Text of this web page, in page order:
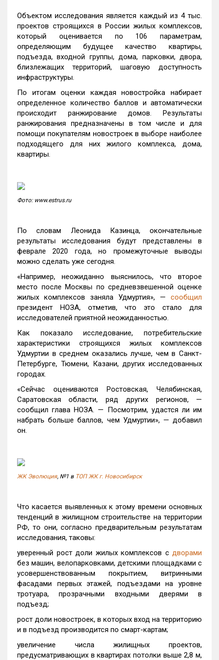
Объектом исследования является каждый из 4 тыс.
проектов строящихся в России жилых комплексов,
который оценивается по 106 параметрам,
определяющим будущее качество квартиры,
подъезда, входной группы, дома, парковки, двора,
близлежащих территорий, шаговую доступность
инфраструктуры.
По итогам оценки каждая новостройка набирает
определенное количество баллов и автоматически
происходит ранжирование домов. Результаты
ранжирования предназначены в том числе и для
помощи покупателям новостроек в выборе наиболее
подходящего для них жилого комплекса, дома,
квартиры.
Фото: www.estrus.ru
По словам Леонида Казинца, окончательные
результаты исследования будут представлены в
феврале 2020 года, но промежуточные выводы
можно сделать уже сегодня.
«Например, неожиданно выяснилось, что второе
место после Москвы по средневзвешенной оценке
жилых комплексов заняла Удмуртия», — сообщил
президент НОЗА, отметив, что это стало для
исследователей приятной неожиданностью.
Как показало исследование, потребительские
характеристики строящихся жилых комплексов
Удмуртии в среднем оказались лучше, чем в Санкт-
Петербурге, Тюмени, Казани, других исследованных
городах.
«Сейчас оцениваются Ростовская, Челябинская,
Саратовская области, ряд других регионов, —
сообщил глава НОЗА. — Посмотрим, удастся ли им
набрать больше баллов, чем Удмуртии», — добавил
он.
ЖК Эволюция, №1 в ТОП ЖК г. Новосибирск
Что касается выявленных к этому времени основных
тенденций в жилищном строительстве на территории
РФ, то они, согласно предварительным результатам
исследования, таковы:
уверенный рост доли жилых комплексов с дворами
без машин, велопарковками, детскими площадками с
усовершенствованным покрытием, витринными
фасадами первых этажей, подъездами на уровне
тротуара, прозрачными входными дверями в
подъезд;
рост доли новостроек, в которых вход на территорию
и в подъезд производится по смарт-картам;
увеличение числа жилищных проектов,
предусматривающих в квартирах потолки выше 2,8 м,